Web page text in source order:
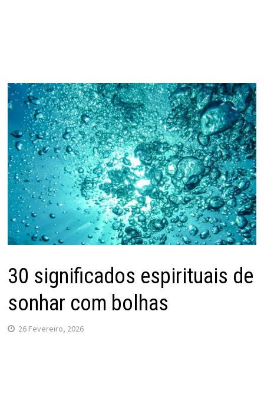
30 significados espirituais de
sonhar com bolhas
26 Fevereiro, 2026